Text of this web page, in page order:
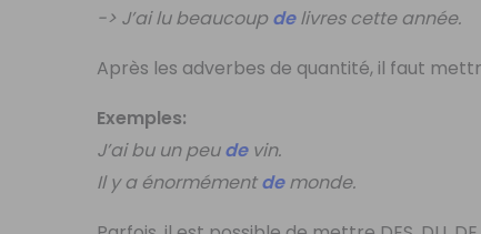
-> J’ai lu beaucoupdelivres cette année.
Après les adverbes de quantité, il faut
Exemples:
J’ai bu un peudevin.
Il y a énormémentdemonde.